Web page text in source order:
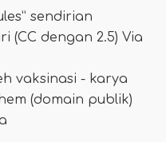
sendirian
(CC dengan 2.5) Via
vaksinasi - karya
(domain publik)